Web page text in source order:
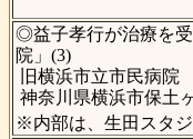
◎益子孝行が治療を
院」(3)
旧横浜市立市民病院
神奈川県横浜市保土
※内部は、生田スタ